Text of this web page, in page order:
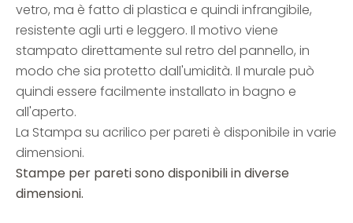
vetro, ma è fatto di plastica e quindi infrangibile,
resistente agli urti e leggero. Il motivo viene
stampato direttamente sul retro del pannello, in
modo che sia protetto dall'umidità. Il murale può
quindi essere facilmente installato in bagno e
all'aperto.
La Stampa su acrilico per pareti è disponibile in varie
dimensioni.
Stampe per pareti sono disponibili in diverse
dimensioni.